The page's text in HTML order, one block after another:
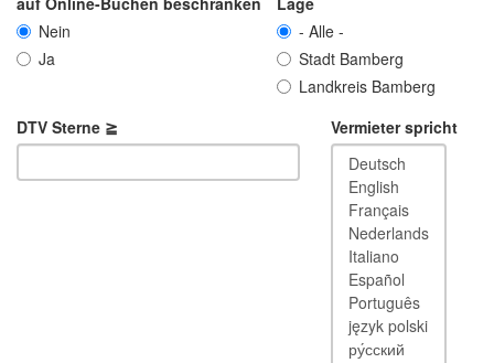
Nein
Ja
- Alle -
Stadt Bamberg
Landkreis Bamberg
DTV Sterne ≧
Vermieter spricht